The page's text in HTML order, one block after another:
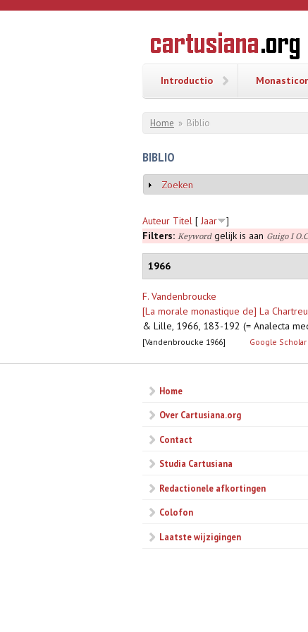
Overslaan en naar de inhoud gaan
Geschiedenis
van de
Introductio
U bent hier
Home » Biblio
BIBLIO
Weergeven
Zoeken
Auteur Titel [ Jaar
]
Filters: Keywordgelijk is aan Guigo I
1966
F. Vandenbroucke
[La morale monastique de] La
& Lille, 1966, 183-192 (= Analecta
[Vandenbroucke 1966] Google Scholar
Home
Over Cartusiana.org
Contact
Studia Cartusiana
Redactionele afkortingen
Colofon
Laatste wijzigingen